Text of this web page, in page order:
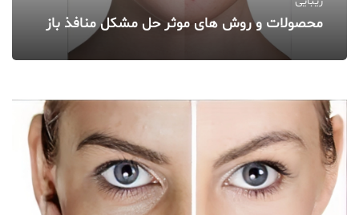
محصولات و روش‌ های موثر حل مشکل منافذ باز